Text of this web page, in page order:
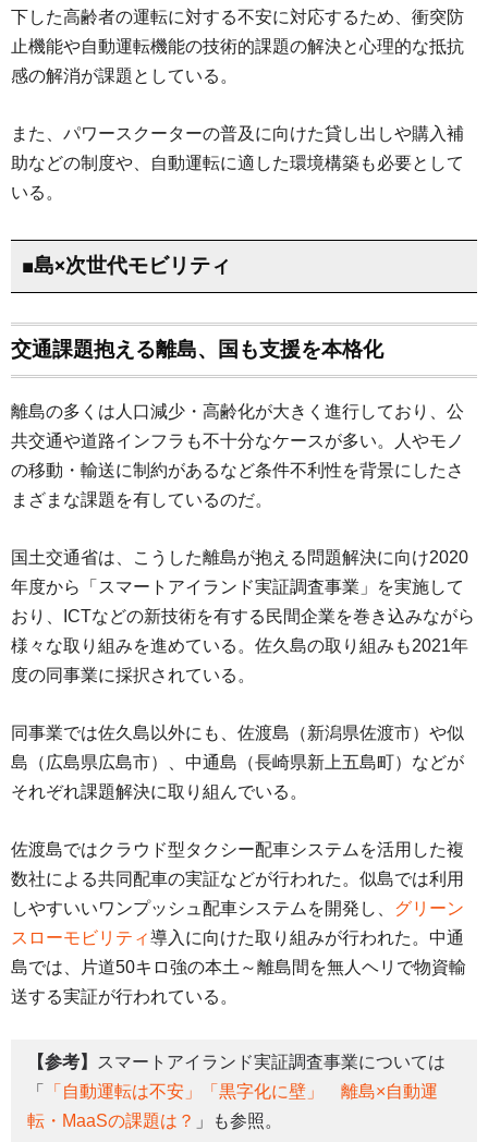
下した高齢者の運転に対する不安に対応するため、衝突防
止機能や自動運転機能の技術的課題の解決と心理的な抵抗
感の解消が課題としている。
また、パワースクーターの普及に向けた貸し出しや購入補
助などの制度や、自動運転に適した環境構築も必要として
いる。
■島×次世代モビリティ
交通課題抱える離島、国も支援を本格化
離島の多くは人口減少・高齢化が大きく進行しており、公
共交通や道路インフラも不十分なケースが多い。人やモノ
の移動・輸送に制約があるなど条件不利性を背景にしたさ
まざまな課題を有しているのだ。
国土交通省は、こうした離島が抱える問題解決に向け2020
年度から「スマートアイランド実証調査事業」を実施して
おり、ICTなどの新技術を有する民間企業を巻き込みながら
様々な取り組みを進めている。佐久島の取り組みも2021年
度の同事業に採択されている。
同事業では佐久島以外にも、佐渡島（新潟県佐渡市）や似
島（広島県広島市）、中通島（長崎県新上五島町）などが
それぞれ課題解決に取り組んでいる。
佐渡島ではクラウド型タクシー配車システムを活用した複
数社による共同配車の実証などが行われた。似島では利用
しやすいいワンプッシュ配車システムを開発し、 グリーン
スローモビリティ導入に向けた取り組みが行われた。中通
島では、片道50キロ強の本土～離島間を無人ヘリで物資輸
送する実証が行われている。
【参考】
スマートアイランド実証調査事業については
「
「自動運転は不安」「黒字化に壁」 離島×自動運
転・MaaSの課題は？ 」も参照。